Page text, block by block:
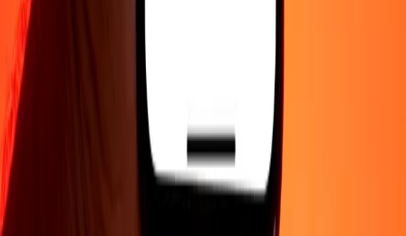
ΕΤΑΙΡΕΙΑ
Σχετικά με εμάς
Θέσεις εργασίαςΑσφάλεια
πράκτορας
ΥΠΟΣΤΗΡΙΞΗ
Πολιτική απορρήτου
Ειδοποίηση για cookiesΌροι και
Κέντρο βοήθειας